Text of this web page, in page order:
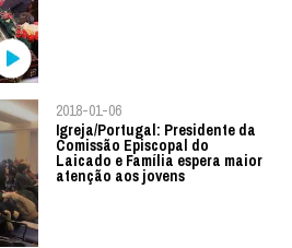
2018-01-06
Igreja/Portugal: Presidente da
Comissão Episcopal do
Laicado e Família espera maior
atenção aos jovens